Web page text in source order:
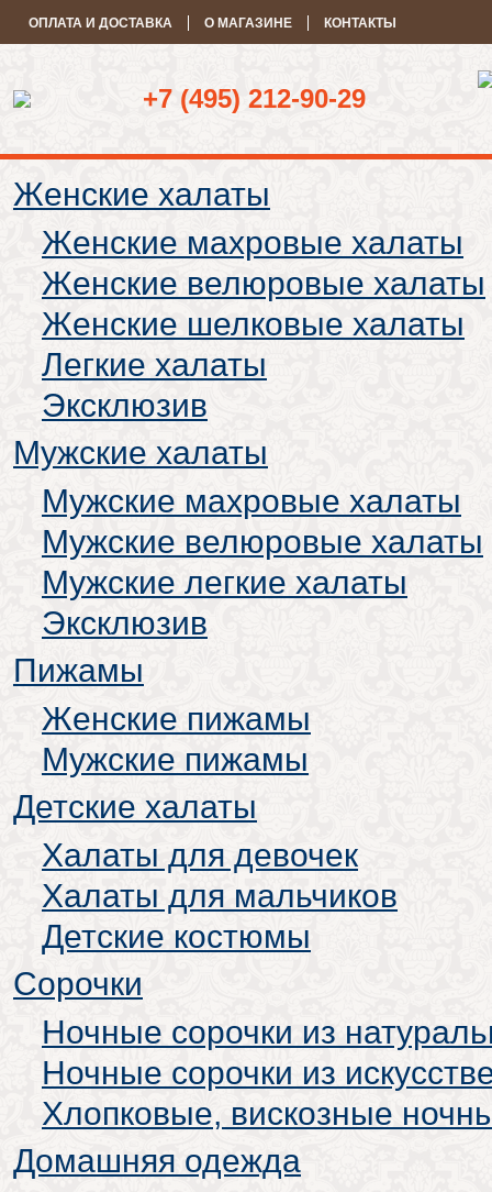
ОПЛАТА И ДОСТАВКА О МАГАЗИНЕ КОНТАКТЫ
+7 (495) 212-90-29
Женские халаты
Женские махровые халаты
Женские велюровые халаты
Женские шелковые халаты
Легкие халаты
Эксклюзив
Мужские халаты
Мужские махровые халаты
Мужские велюровые халаты
Мужские легкие халаты
Эксклюзив
Пижамы
Женские пижамы
Мужские пижамы
Детские халаты
Халаты для девочек
Халаты для мальчиков
Детские костюмы
Сорочки
Ночные сорочки из
Ночные сорочки из
Хлопковые, вискозные
Домашняя одежда